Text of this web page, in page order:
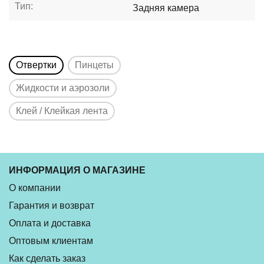
Тип: Задняя камера
Отвертки Пинцеты
Жидкости и аэрозоли
Клей / Клейкая лента
ИНФОРМАЦИЯ О МАГАЗИНЕ
О компании
Гарантия и возврат
Оплата и доставка
Оптовым клиентам
Как сделать заказ